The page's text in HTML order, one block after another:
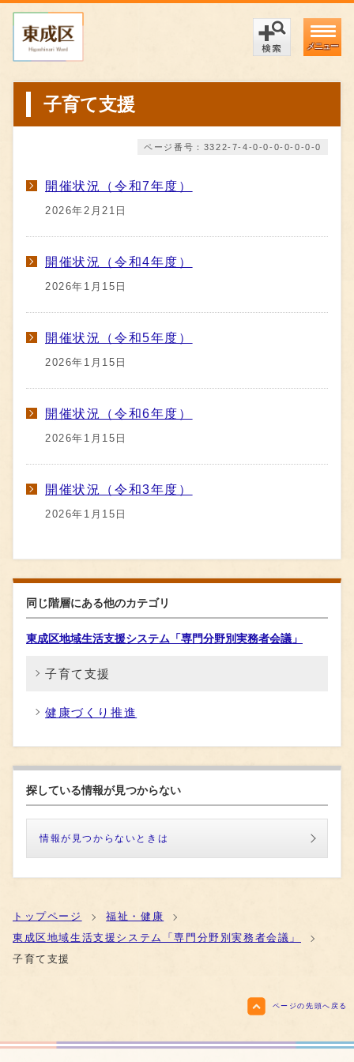
メニュー
子育て支援
ページ番号：3322-7-4-0-0-0-0-0-0-0
開催状況（令和7年度）
2026年2月21日
開催状況（令和4年度）
2026年1月15日
開催状況（令和5年度）
2026年1月15日
開催状況（令和6年度）
2026年1月15日
開催状況（令和3年度）
2026年1月15日
同じ階層にある他のカテゴリ
東成区地域生活支援システム「専門分野別実務者会議」
子育て支援
健康づくり推進
探している情報が見つからない
情報が見つからないときは
トップページ
福祉・健康
東成区地域生活支援システム「専門分野別実務者会議」
子育て支援
ページの先頭へ戻る